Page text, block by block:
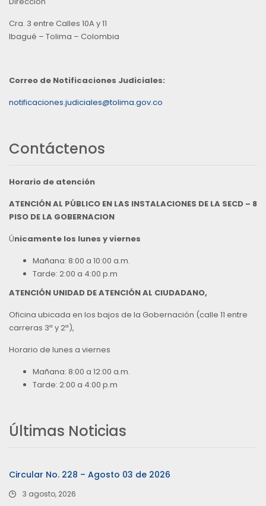
Cra. 3 entre Calles 10A y 11
Ibagué – Tolima – Colombia
Correo de Notificaciones Judiciales:
notificaciones.judiciales@tolima.gov.co
Contáctenos
Horario de atención
ATENCIÓN AL PÚBLICO EN LAS INSTALACIONES DE LA SECD – 8
PISO DE LA GOBERNACION
Únicamente los lunes y viernes
Mañana: 8:00 a 10:00 a.m.
Tarde: 2:00 a 4:00 p.m
ATENCIÓN UNIDAD DE ATENCIÓN AL CIUDADANO,
Oficina ubicada en los bajos de la Gobernación (calle 11 entre
carreras 3ª y 2ª),
Horario de lunes a viernes
Mañana: 8:00 a 12:00 a.m.
Tarde: 2:00 a 4:00 p.m
Últimas Noticias
Circular No. 228 – Agosto 03 de 2026
3 agosto, 2026